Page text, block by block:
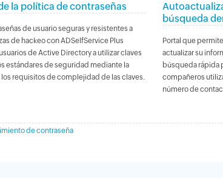
la política de contraseñas
de usuario seguras y resistentes a
de hackeo con ADSelfService Plus
de Active Directory a utilizar claves
estándares de seguridad mediante la
requisitos de complejidad de las claves.
búsqueda
Portal que
actualizar su
búsqueda rápida
compañeros
número de
de contraseña